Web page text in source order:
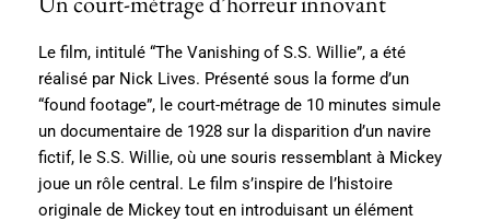
Le film, intitulé “The Vanishing of S.S. Willie”, a été
réalisé par Nick Lives. Présenté sous la forme d’un
“found footage”, le court-métrage de 10 minutes simule
un documentaire de 1928 sur la disparition d’un navire
fictif, le S.S. Willie, où une souris ressemblant à Mickey
joue un rôle central. Le film s’inspire de l’histoire
originale de Mickey tout en introduisant un élément